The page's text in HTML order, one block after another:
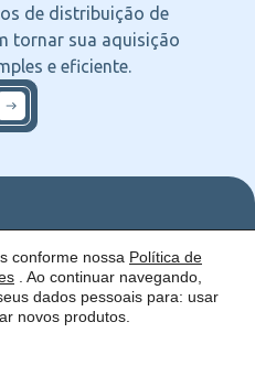
de distribuição de
tornar sua aquisição
e eficiente.
Quem
somos
Como
atuamos
ofercemos
Serviços
Catálogo
Siga
nas
Redes
conforme nossa Política de
. Ao continuar navegando,
dados pessoais para: usar
novos produtos.